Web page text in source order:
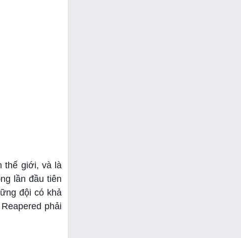
thế giới, và là
lần đầu tiên
đội có khả
phải